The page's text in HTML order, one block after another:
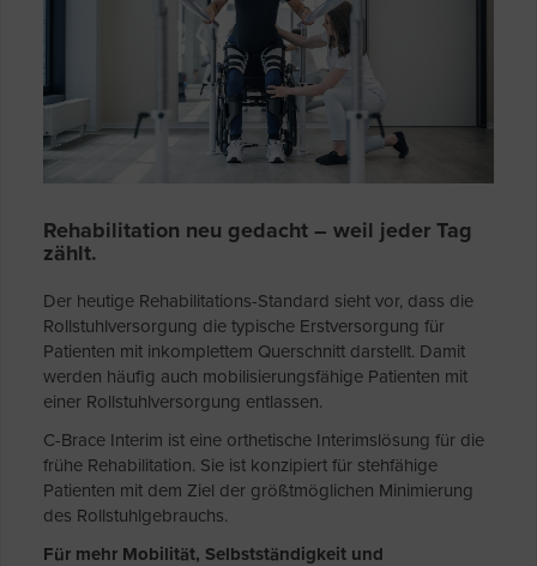
Rehabilitation neu gedacht – weil jeder Tag
zählt.
Der heutige Rehabilitations-Standard sieht vor, dass die
Rollstuhlversorgung die typische Erstversorgung für
Patienten mit inkomplettem Querschnitt darstellt. Damit
werden häufig auch mobilisierungsfähige Patienten mit
einer Rollstuhlversorgung entlassen.
C-Brace Interim ist eine orthetische Interimslösung für die
frühe Rehabilitation. Sie ist konzipiert für stehfähige
Patienten mit dem Ziel der größtmöglichen Minimierung
des Rollstuhlgebrauchs.
Für mehr Mobilität, Selbstständigkeit und